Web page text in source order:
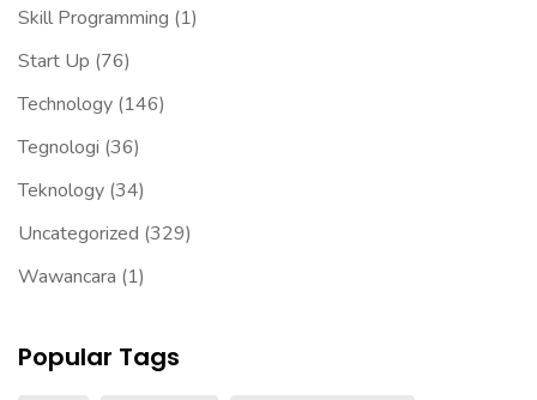
Skill Programming (1)
Start Up (76)
Technology (146)
Tegnologi (36)
Teknology (34)
Uncategorized (329)
Wawancara (1)
Popular Tags